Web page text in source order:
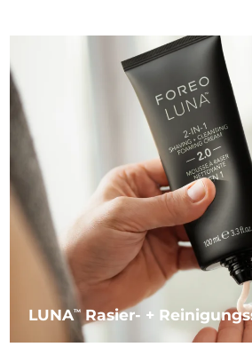
LUNATM Rasier- +